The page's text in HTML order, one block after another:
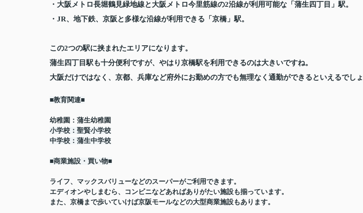
・大阪メトロ長堀鶴見緑地線と大阪メトロ今里筋線の2沿線が利用可能な「蒲生四丁目」駅。
・JR、地下鉄、京阪と多様な沿線が利用できる「京橋」駅。
この2つの駅に挟まれたエリアになります。
蒲生四丁目駅も十分便利ですが、やはり京橋駅を利用できるのは大きいですね。
大阪だけではなく、京都、兵庫など府外にお勤めの方でも無理なく通勤ができるといえるでしょ
■教育関連■
幼稚園：蒲生幼稚園
小学校：聖賢小学校
中学校：蒲生中学校
■商業施設・買い物■
ライフ、マックスバリューなどのスーパーがご利用できます。
エディオンやしまむら、コンビニなどあればありがたい施設も揃っています。
また、京橋まで歩いていけば京阪モールなどの大型商業施設もあります。